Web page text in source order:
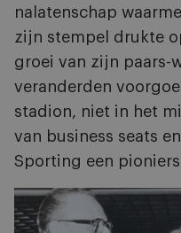
nalatenschap
zijn stempel drukte
groei van zijn paars-
veranderden
stadion, niet in het
van business seats
Sporting een